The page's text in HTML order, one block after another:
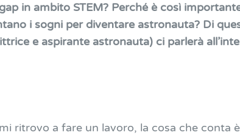
in ambito STEM? Perché è così
i sogni per diventare astronauta? Di
e aspirante astronauta) ci parlerà
ritrovo a fare un lavoro, la cosa che conta è